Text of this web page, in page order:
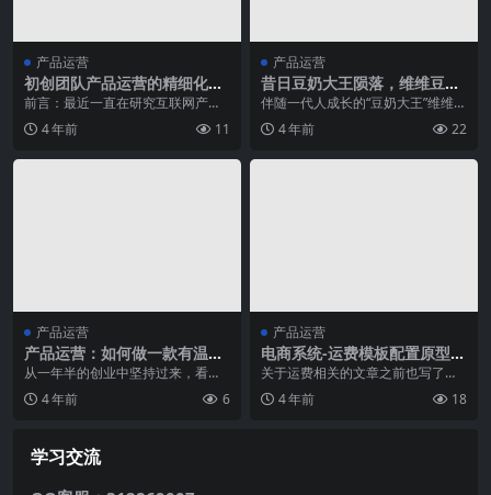
产品运营
初创团队产品运营的精细化分
析和Growth Hacking（用实
验的方式找到获得增长的方
式）
前言：最近一直在研究互联网产品
的AARRR模型和Growth Hacking，
有...4 年前 11
产品运营
昔日豆奶大王陨落，维维豆奶
的品牌启示录
伴随一代人成长的“豆奶大王”维维曾
在国内豆奶品牌榜首的位置，连续
坐了十多年。如今...
4 年前 22
产品运营
产品运营：如何做一款有温度
的工具产品
从一年半的创业中坚持过来，看到
国内形形***的产品，国内工具类
产品也开始多了起来...
4 年前 6
产品运营
电商系统-运费模板配置原型设
计说明
关于运费相关的文章之前也写了两
篇文章： 《详解订单多商品多运费
模板的运费计算规则...
4 年前 18
学习交流